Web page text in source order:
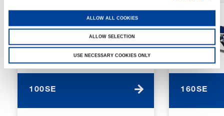
ALLOW ALL COOKIES
ALLOW SELECTION
USE NECESSARY COOKIES ONLY
100SE 160SE